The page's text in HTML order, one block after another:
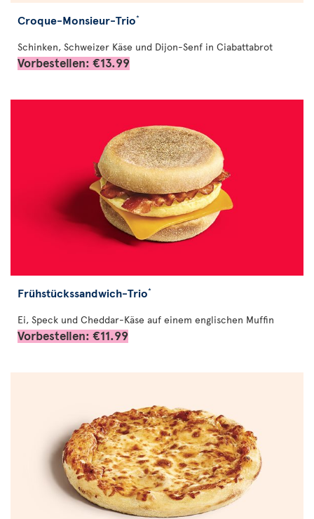
Croque-Monsieur-Trio*
Schinken, Schweizer Käse und Dijon-Senf in Ciabattabrot
Vorbestellen: €13.99
Frühstückssandwich-Trio*
Ei, Speck und Cheddar-Käse auf einem englischen Muffin
Vorbestellen: €11.99